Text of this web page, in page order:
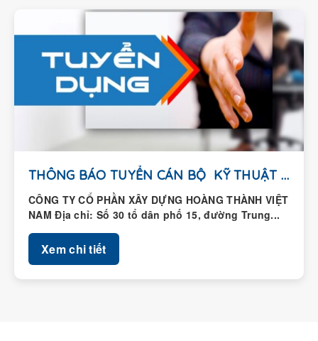
THÔNG BÁO TUYỂN CÁN BỘ KỸ THUẬT HIỆN...
CÔNG TY CỔ PHẦN XÂY DỰNG HOÀNG THÀNH VIỆT
NAM Địa chỉ: Số 30 tổ dân phố 15, đường Trung...
Xem chi tiết